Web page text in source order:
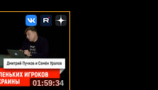
01:59:34